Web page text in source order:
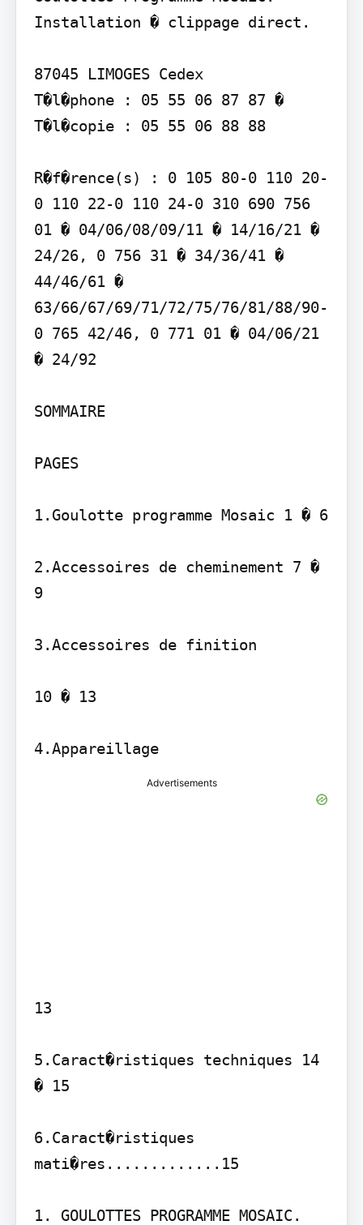
Installation � clippage direct.
87045 LIMOGES Cedex
T�l�phone : 05 55 06 87 87 �
T�l�copie : 05 55 06 88 88
R�f�rence(s) : 0 105 80-0 110 20-
0 110 22-0 110 24-0 310 690 756
01 � 04/06/08/09/11 � 14/16/21 �
24/26, 0 756 31 � 34/36/41 �
44/46/61 �
63/66/67/69/71/72/75/76/81/88/90-
0 765 42/46, 0 771 01 � 04/06/21
� 24/92
SOMMAIRE
PAGES
1.Goulotte programme Mosaic 1 � 6
2.Accessoires de cheminement 7 �
9
3.Accessoires de finition
10 � 13
4.Appareillage
Advertisements
13
5.Caract�ristiques techniques 14
� 15
6.Caract�ristiques
mati�res.............15
1. GOULOTTES PROGRAMME MOSAIC.